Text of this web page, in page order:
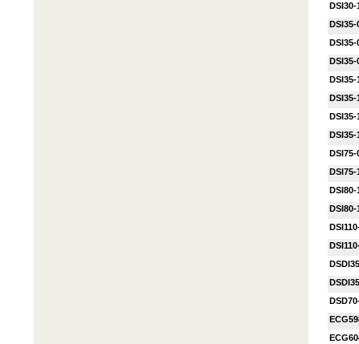
DSI30-
DSI35-
DSI35-
DSI35-
DSI35-
DSI35-
DSI35-
DSI35-
DSI75-
DSI75-
DSI80-
DSI80-